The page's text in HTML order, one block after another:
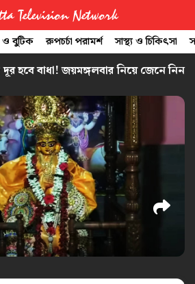
Television Network
বুটিক রুপচর্চা পরামর্শ সাস্থ্য ও চিকিৎসা
দূর হবে বাধা! জয়মঙ্গলবার নিয়ে জেনে নিন